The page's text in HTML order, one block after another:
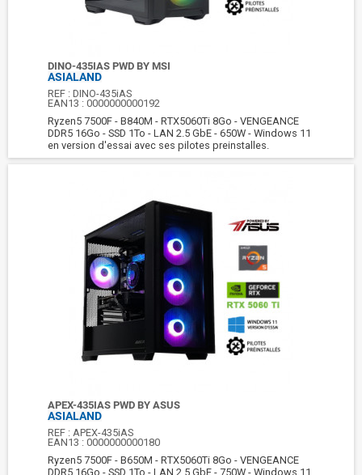
DINO-435IAS PWD BY MSI
ASIALAND
REF :DINO-435iAS
EAN13 :0000000000192
Ryzen5 7500F - B840M - RTX5060Ti 8Go - VENGEANCE
DDR5 16Go - SSD 1To - LAN 2.5 GbE - 650W - Windows 11
en version d'essai avec ses pilotes preinstalles.
APEX-435IAS PWD BY ASUS
ASIALAND
REF : APEX-435iAS
EAN13 :0000000000180
Ryzen5 7500F - B650M - RTX5060Ti 8Go - VENGEANCE
DDR5 16Go - SSD 1To - LAN 2.5 GbE - 750W - Windows 11